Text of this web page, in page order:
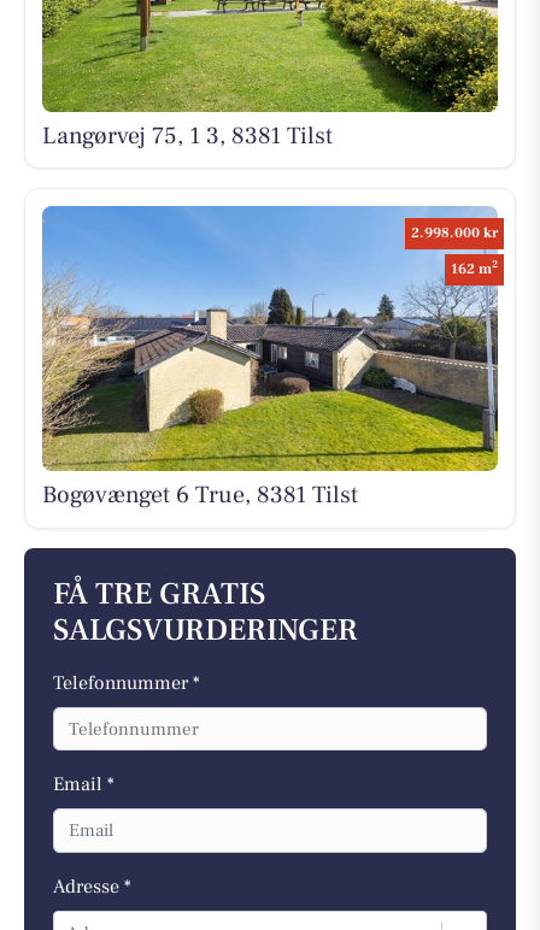
Langørvej 75, 1 3, 8381 Tilst
2.998.000 kr
162 m2
Bogøvænget 6 True, 8381 Tilst
FÅ TRE GRATIS
SALGSVURDERINGER
Telefonnummer *
Email *
Adresse *